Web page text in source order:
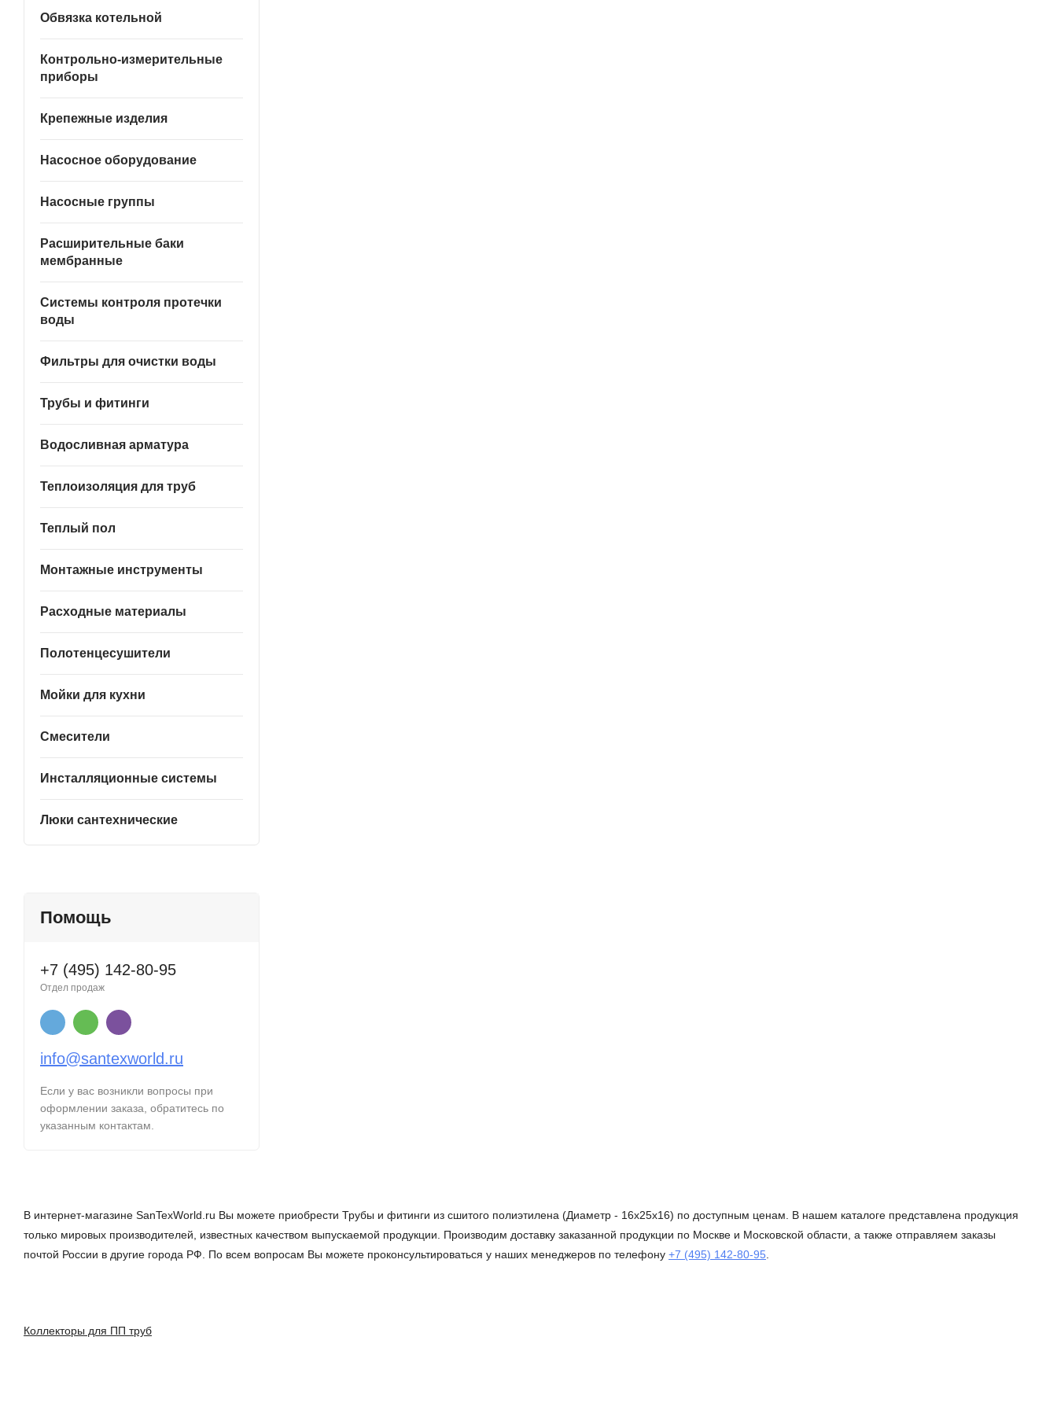
Обвязка котельной
Контрольно-измерительные
приборы
Крепежные изделия
Насосное оборудование
Насосные группы
Расширительные баки
мембранные
Системы контроля протечки
воды
Фильтры для очистки воды
Трубы и фитинги
Водосливная арматура
Теплоизоляция для труб
Теплый пол
Монтажные инструменты
Расходные материалы
Полотенцесушители
Мойки для кухни
Смесители
Инсталляционные системы
Люки сантехнические
Помощь
+7 (495) 142-80-95
Отдел продаж
info@santexworld.ru
Если у вас возникли вопросы при
оформлении заказа, обратитесь по
указанным контактам.
В интернет-магазине SanTexWorld.ru Вы можете приобрести Трубы и фитинги из сшитого полиэтилена (Диаметр - 16х25х16) по доступным ценам. В нашем каталоге представлена продукция
только мировых производителей, известных качеством выпускаемой продукции. Производим доставку заказанной продукции по Москве и Московской области, а также отправляем заказы
почтой России в другие города РФ. По всем вопросам Вы можете проконсультироваться у наших менеджеров по телефону +7 (495) 142-80-95
Коллекторы для ПП труб